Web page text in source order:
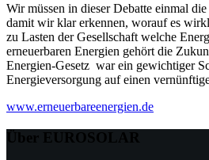
Wir müssen in dieser Debatte einmal
damit wir klar erkennen, worauf es
zu Lasten der Gesellschaft welche
erneuerbaren Energien gehört die
Energien-Gesetz war ein gewichtiger
Energieversorgung auf einen
www.erneuerbareenergien.de
Über EUROSOLAR